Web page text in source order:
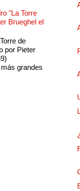
"La Torre
Brueghel el
de
por Pieter
grandes